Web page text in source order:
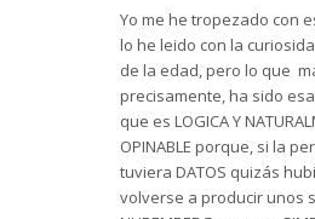
Mohammed Atta es un
practicante de su religión,
Corán. Para la posteridad
Guía de los últimos pasos del
que Atta elaboró para si
compañeros. La autora habla
islámico, político, no religioso,
reconstruir en nuestros días
Yo me he tropezado con
lo he leido con la
de la edad, pero lo que
precisamente, ha sido
que es LOGICA Y
OPINABLE porque, si la
tuviera DATOS quizás
volverse a producir unos